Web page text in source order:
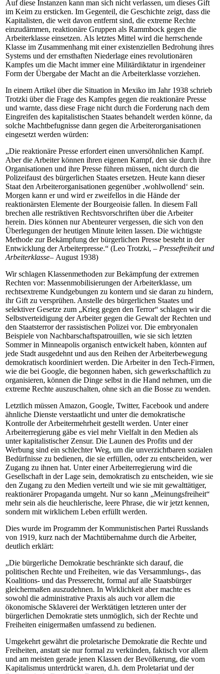
Auf diese Instanzen kann man sich nicht verlassen, um dieses Gift
im Keim zu ersticken. Im Gegenteil, die Geschichte zeigt, dass die
Kapitalisten, die weit davon entfernt sind, die extreme Rechte
einzudämmen, reaktionäre Gruppen als Rammbock gegen die
Arbeiterklasse einsetzen. Als letztes Mittel wird die herrschende
Klasse im Zusammenhang mit einer existenziellen Bedrohung ihres
Systems und der ernsthaften Niederlage eines revolutionären
Kampfes um die Macht immer eine Militärdiktatur in irgendeiner
Form der Übergabe der Macht an die Arbeiterklasse vorziehen.
In einem Artikel über die Situation in Mexiko im Jahr 1938 schrieb
Trotzki über die Frage des Kampfes gegen die reaktionäre Presse
und warnte, dass diese Frage nicht durch die Forderung nach dem
Eingreifen des kapitalistischen Staates behandelt werden könne, da
solche Machtbefugnisse dann gegen die Arbeiterorganisationen
eingesetzt werden würden:
„Die reaktionäre Presse erfordert einen unversöhnlichen Kampf.
Aber die Arbeiter können ihren eigenen Kampf, den sie durch ihre
Organisationen und ihre Presse führen müssen, nicht durch die
Polizeifaust des bürgerlichen Staates ersetzen. Heute kann dieser
Staat den Arbeiterorganisationen gegenüber ‚wohlwollend‘ sein.
Morgen kann er und wird er zweifellos in die Hände der
reaktionärsten Elemente der Bourgeoisie fallen. In diesem Fall
brechen alle restriktiven Rechtsvorschriften über die Arbeiter
herein. Dies können nur Abenteurer vergessen, die sich von den
Überlegungen der heutigen Minute leiten lassen. Die wichtigste
Methode zur Bekämpfung der bürgerlichen Presse besteht in der
Entwicklung der Arbeiterpresse.“ (Leo Trotzki, – Pressefreiheit und
Arbeiterklasse– August 1938)
Wir schlagen Klassenmethoden zur Bekämpfung der extremen
Rechten vor: Massenmobilisierungen der Arbeiterklasse, um
rechtsextreme Kundgebungen zu kontern und sie daran zu hindern,
ihr Gift zu versprühen. Anstelle des bürgerlichen Staates und
selektiver Gesetze zum „Krieg gegen den Terror“ schlagen wir die
Selbstverteidigung der Arbeiter gegen die Gewalt der Rechten und
den Staatsterror der rassistischen Polizei vor. Die embryonalen
Beispiele von Nachbarschaftspatrouillen, wie sie sich letzten
Sommer in Minneapolis organisch entwickelt haben, könnten auf
jede Stadt ausgedehnt und aus den Reihen der Arbeiterbewegung
demokratisch koordiniert werden. Die Arbeiter in den Tech-Firmen,
wie die bei Google, die begonnen haben, sich gewerkschaftlich zu
organisieren, können die Dinge selbst in die Hand nehmen, um die
extreme Rechte auszuschalten, ohne sich an die Bosse zu wenden.
Letztlich müssen Amazon, Google, Twitter, Facebook und andere
ähnliche Dienste verstaatlicht und unter die demokratische
Kontrolle der Arbeitermehrheit gestellt werden. Unter einer
Arbeiterregierung gäbe es viel mehr Vielfalt in den Medien als
unter kapitalistischer Zensur. Die Launen des Profits und der
Werbung sind ein schlechter Weg, um die unverzichtbaren sozialen
Bedürfnisse zu bedienen, die sie erfüllen, oder zu entscheiden, wer
Zugang zu ihnen hat. Unter einer Arbeiterregierung wird die
Gesellschaft in der Lage sein, demokratisch zu entscheiden, wie sie
den Zugang zu den Medien verteilt und wie sie mit gewalttätiger,
reaktionärer Propaganda umgeht. Nur so kann „Meinungsfreiheit“
mehr sein als die heuchlerische, leere Phrase, die wir jetzt kennen,
sondern mit wirklichem Leben erfüllt werden.
Dies wurde im Programm der Kommunistischen Partei Russlands
von 1919, kurz nach der Machtübernahme durch die Arbeiter,
deutlich erklärt:
„Die bürgerliche Demokratie beschränkte sich darauf, die
politischen Rechte und Freiheiten, wie das Versammlungs-, das
Koalitions- und das Presserecht, formal auf alle Staatsbürger
gleichermaßen auszudehnen. In Wirklichkeit aber machte es
sowohl die administrative Praxis als auch vor allem die
ökonomische Sklaverei der Werktätigen letzteren unter der
bürgerlichen Demokratie stets unmöglich, sich der Rechte und
Freiheiten einigermaßen umfassend zu bedienen.
Umgekehrt gewährt die proletarische Demokratie die Rechte und
Freiheiten, anstatt sie nur formal zu verkünden, faktisch vor allem
und am meisten gerade jenen Klassen der Bevölkerung, die vom
Kapitalismus unterdrückt waren, d.h. dem Proletariat und der